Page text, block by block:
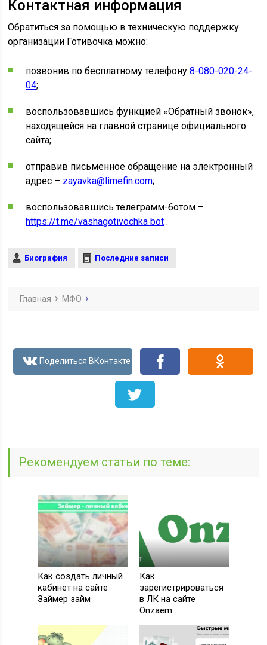
Контактная информация
Обратиться за помощью в техническую поддержку
организации Готивочка можно:
позвонив по бесплатному телефону8-080-020-24-
04;
воспользовавшись функцией «Обратный звонок»,
находящейся на главной странице официального
сайта;
отправив письменное обращение на электронный
адрес – zayavka@limefin.com;
воспользовавшись телеграмм-ботом –
https://t.me/vashagotivochka bot .
Биография Последние записи
Главная МФО
Рекомендуем статьи по теме:
Как создать личный
кабинет на сайте
Займер займ
Как
зарегистрироваться
в ЛК на сайте
Onzaem